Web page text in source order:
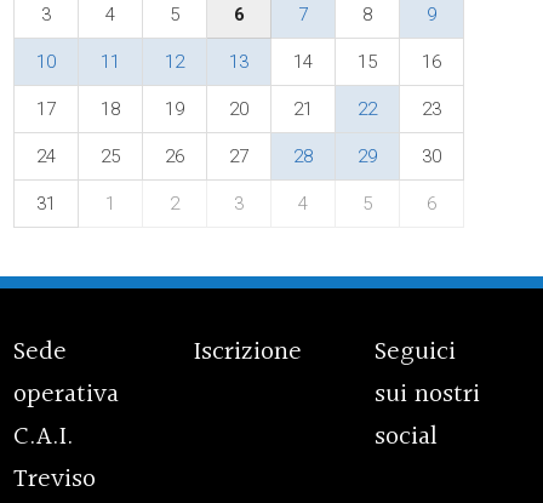
3 4 5 6 7 8 9
10 11 12 13 14 15 16
17 18 19 20 21 22 23
24 25 26 27 28 29 30
31 1 2 3 4 5 6
Sede
operativa
C.A.I.
Treviso
Iscrizione
Seguici
sui nostri
social